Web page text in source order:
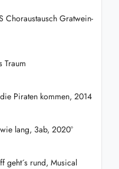
Choraustausch Gratwein-
Traum
Piraten kommen, 2014
lang, 3ab, 2020°
geht´s rund, Musical